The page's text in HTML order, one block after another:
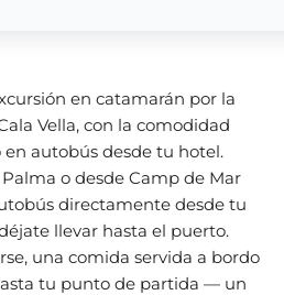
en catamarán por la
Vella, con la comodidad
autobús desde tu hotel.
o desde Camp de Mar
directamente desde tu
llevar hasta el puerto.
una comida servida a bordo
tu punto de partida — un